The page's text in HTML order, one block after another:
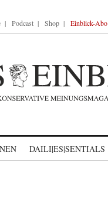
Podcast Shop Einblick-Abo
DAILI|ES|SENTIALS